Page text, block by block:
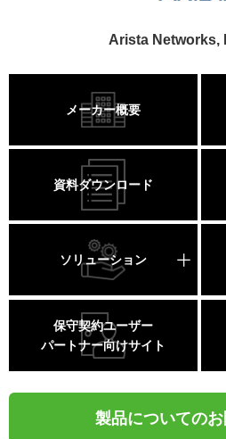
Arista Networks,
メーカー概要
資料ダウンロード
ソリューション
保守契約ユーザー
パートナー向けサイト
製品についての